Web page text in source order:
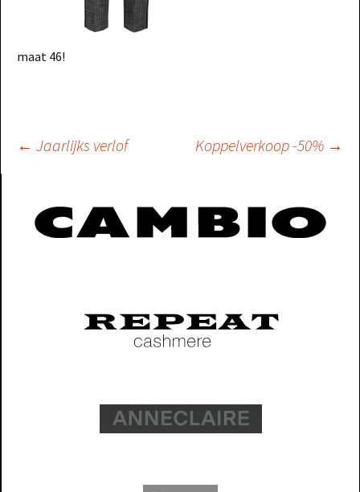
maat 46!
Berichtnavigatie
← Jaarlijks verlof Koppelverkoop -50% →